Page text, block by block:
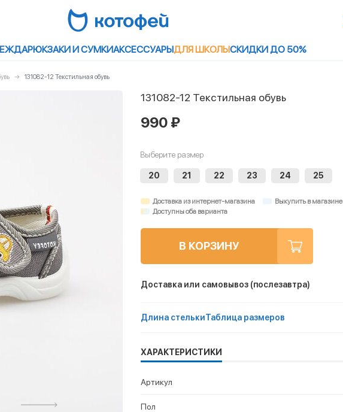
РЮКЗАКИ И СУМКИАКСЕССУАРЫДЛЯ ШКОЛЫСКИДКИ ДО 50%
131082-12 Текстильная обувь
131082-12 Текстильная обувь
990 ₽
Выберите размер
20 21 22 23 24 25
Доставка из интернет-магазина
Выкупить в магазине
Доступны оба варианта
В КОРЗИНУ
Доставка или самовывоз (послезавтра)
Длина стелькиТаблица размеров
ХАРАКТЕРИСТИКИ
Артикул
Пол